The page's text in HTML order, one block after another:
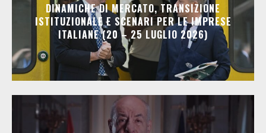
DINAMICHE DI MERCATO, TRANSIZIONE
ISTITUZIONALE E SCENARI PER LE IMPRESE
ITALIANE (20 – 25 LUGLIO 2026)